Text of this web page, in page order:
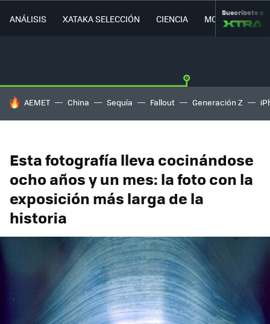
ANÁLISIS XATAKA SELECCIÓN CIENCIA MOVILIDAD
Suscríbete a
HOY SE HABLA DE
AEMET China Sequía Fallout Generación Z
Esta fotografía lleva cocinándose
ocho años y un mes: la foto con la
exposición más larga de la
historia